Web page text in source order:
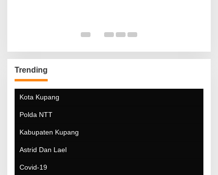
Trending
Kota Kupang
Polda NTT
Kabupaten Kupang
Astrid Dan Lael
Covid-19